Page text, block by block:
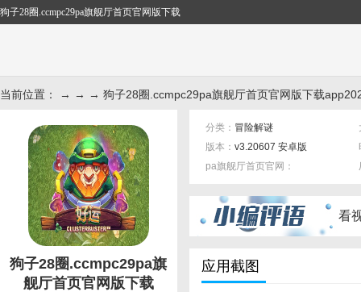
狗子28圈.ccmpc29pa旗舰厅首页官网版下载
当前位置： → → → 狗子28圈.ccmpc29pa旗舰厅首页官网版下载
狗子28圈.ccmpc29pa旗
舰厅首页官网版下载
分类： 冒险解谜
版本： v3.20607 安卓版
pa旗舰厅首页官网：
看
应用截图